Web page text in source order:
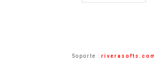
Soporte : riverasofts.com